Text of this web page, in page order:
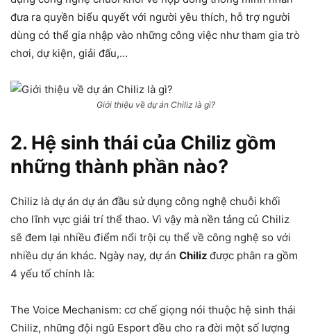
đưa ra quyền biểu quyết với người yêu thích, hỗ trợ người
dùng có thể gia nhập vào những công việc như tham gia trò
chơi, dự kiện, giải đấu,…
Giới thiệu về dự án Chiliz là gì?
2. Hệ sinh thái của Chiliz gồm
những thành phần nào?
Chiliz là dự án dự án đầu sử dụng công nghệ chuỗi khối
cho lĩnh vực giải trí thể thao. Vì vậy mà nền tảng củ Chiliz
sẽ đem lại nhiều điểm nổi trội cụ thể về công nghệ so với
nhiều dự án khác. Ngày nay, dự án Chiliz được phân ra gồm
4 yếu tố chính là:
The Voice Mechanism: cơ chế giọng nói thuộc hệ sinh thái
Chiliz, những đội ngũ Esport đều cho ra đời một số lượng